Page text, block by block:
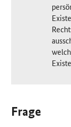
Frage